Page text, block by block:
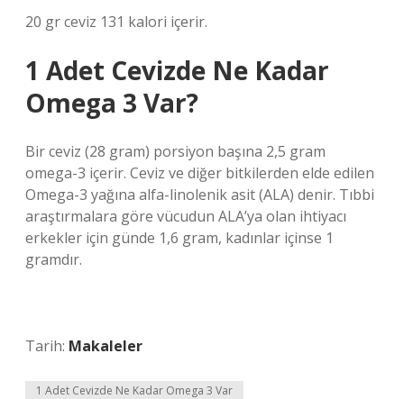
20 gr ceviz 131 kalori içerir.
1 Adet Cevizde Ne Kadar
Omega 3 Var?
Bir ceviz (28 gram) porsiyon başına 2,5 gram
omega-3 içerir. Ceviz ve diğer bitkilerden elde edilen
Omega-3 yağına alfa-linolenik asit (ALA) denir. Tıbbi
araştırmalara göre vücudun ALA’ya olan ihtiyacı
erkekler için günde 1,6 gram, kadınlar içinse 1
gramdır.
Tarih: Makaleler
1 Adet Cevizde Ne Kadar Omega 3 Var